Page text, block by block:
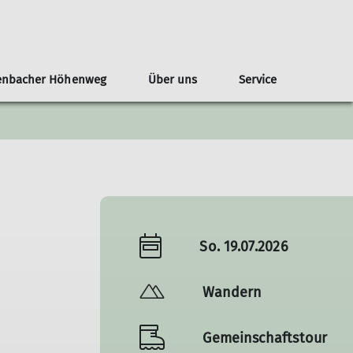
Familie Fitness
Höhenweg Über uns
Geschichte Kontakt
Service
Kontakt
So. 19.07.2026
Wandern
Gemeinschaftstour